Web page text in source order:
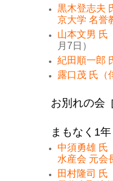
黒木登志夫
京大学 名誉
山本文男 氏
月7日）
紀田順一郎
露口茂 氏（
お別れの会
まもなく1
中須勇雄 氏
水産会 元会
田村隆司 氏